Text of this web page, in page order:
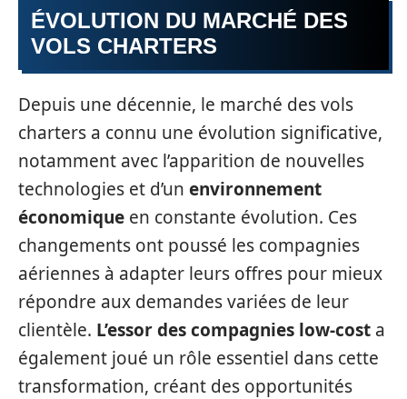
ÉVOLUTION DU MARCHÉ DES
VOLS CHARTERS
Depuis une décennie, le marché des vols
charters a connu une évolution significative,
notamment avec l’apparition de nouvelles
technologies et d’un environnement
économique en constante évolution. Ces
changements ont poussé les compagnies
aériennes à adapter leurs offres pour mieux
répondre aux demandes variées de leur
clientèle. L’essor des compagnies low-cost a
également joué un rôle essentiel dans cette
transformation, créant des opportunités